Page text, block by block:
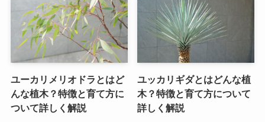
ユーカリメリオドラとはど
んな植木？特徴と育て方に
ついて詳しく解説
ユッカリギダとはどんな植
木？特徴と育て方について
詳しく解説